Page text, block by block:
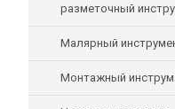
разметочный
Малярный
Монтажный